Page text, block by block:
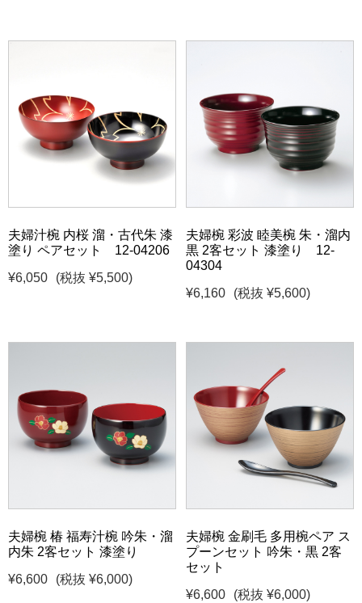
夫婦汁椀 内桜 溜・古代朱 漆
塗り ペアセット 12-04206
¥6,050
(税抜 ¥5,500)
夫婦椀 彩波 睦美椀 朱・溜内
黒 2客セット 漆塗り 12-
04304
¥6,160
(税抜 ¥5,600)
夫婦椀 椿 福寿汁椀 吟朱・溜
内朱 2客セット 漆塗り
¥6,600
(税抜 ¥6,000)
夫婦椀 金刷毛 多用椀ペア ス
プーンセット 吟朱・黒 2客
セット
¥6,600
(税抜 ¥6,000)